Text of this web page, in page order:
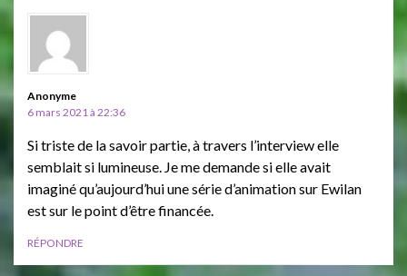
Anonyme
6 mars 2021 à 22:36
Si triste de la savoir partie, à travers l’interview elle
semblait si lumineuse. Je me demande si elle avait
imaginé qu’aujourd’hui une série d’animation sur Ewilan
est sur le point d’être financée.
RÉPONDRE